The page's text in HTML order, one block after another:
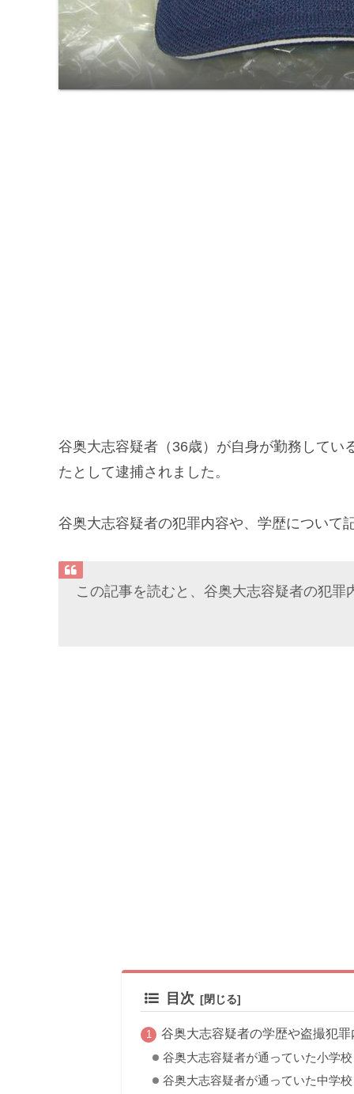
谷奥大志容疑者（36歳）が自身が勤務して
たとして逮捕されました。
谷奥大志容疑者の犯罪内容や、学歴について
この記事を読むと、谷奥大志容疑者の犯
目次
谷奥大志容疑者の学歴や盗撮犯
谷奥大志容疑者が通っていた小学校
谷奥大志容疑者が通っていた中学校